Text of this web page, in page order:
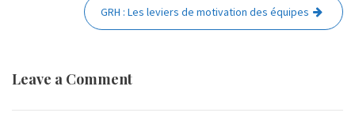
GRH : Les leviers de motivation des équipes
Leave a Comment